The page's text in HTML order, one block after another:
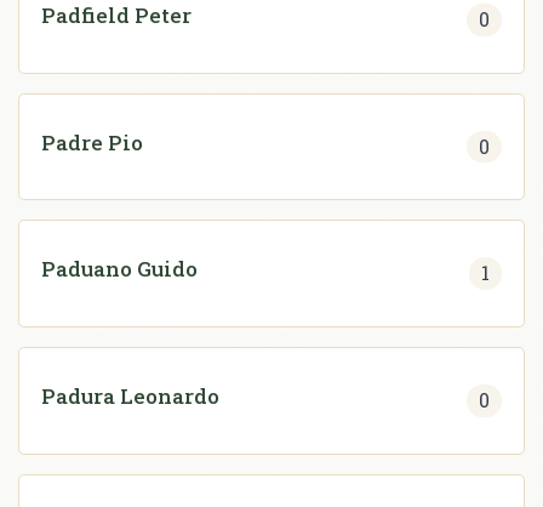
Padfield Peter 0
Padre Pio 0
Paduano Guido 1
Padura Leonardo 0